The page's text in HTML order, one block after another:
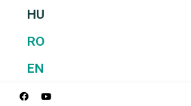
HU
RO
EN